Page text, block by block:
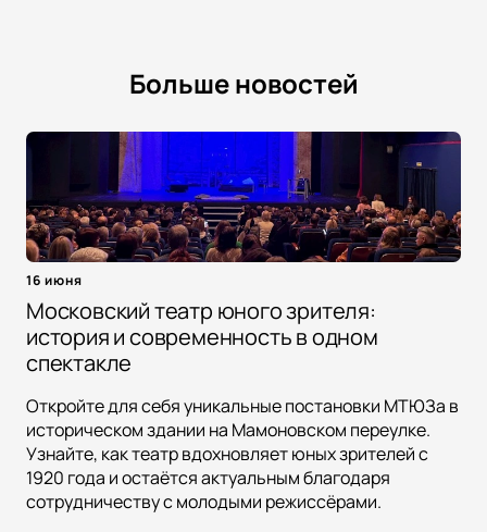
Больше новостей
16 июня
Московский театр юного зрителя:
история и современность в одном
спектакле
Откройте для себя уникальные постановки МТЮЗа в
историческом здании на Мамоновском переулке.
Узнайте, как театр вдохновляет юных зрителей с
1920 года и остаётся актуальным благодаря
сотрудничеству с молодыми режиссёрами.